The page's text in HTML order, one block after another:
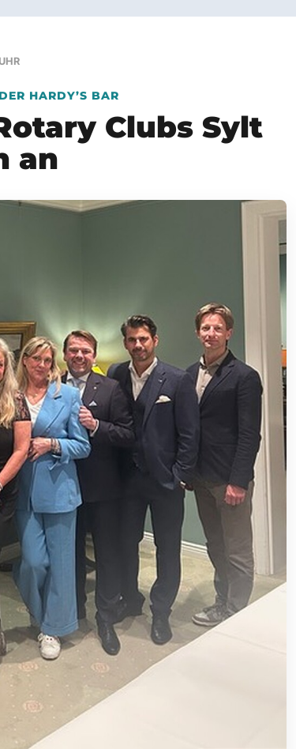
HARDY’S BAR
Clubs Sylt
an